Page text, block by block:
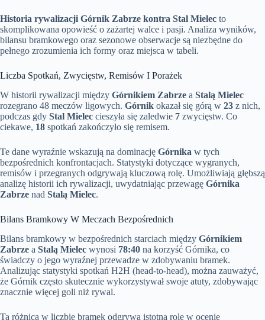
Historia rywalizacji Górnik Zabrze kontra Stal Mielec to
skomplikowana opowieść o zażartej walce i pasji. Analiza wyników,
bilansu bramkowego oraz sezonowe obserwacje są niezbędne do
pełnego zrozumienia ich formy oraz miejsca w tabeli.
Liczba Spotkań, Zwycięstw, Remisów I Porażek
W historii rywalizacji między Górnikiem Zabrze a Stalą Mielec
rozegrano 48 meczów ligowych. Górnik okazał się górą w 23 z nich,
podczas gdy Stal Mielec cieszyła się zaledwie 7 zwycięstw. Co
ciekawe, 18 spotkań zakończyło się remisem.
Te dane wyraźnie wskazują na dominację Górnika w tych
bezpośrednich konfrontacjach. Statystyki dotyczące wygranych,
remisów i przegranych odgrywają kluczową rolę. Umożliwiają głębszą
analizę historii ich rywalizacji, uwydatniając przewagę Górnika
Zabrze nad Stalą Mielec.
Bilans Bramkowy W Meczach Bezpośrednich
Bilans bramkowy w bezpośrednich starciach między Górnikiem
Zabrze a Stalą Mielec wynosi 78:40 na korzyść Górnika, co
świadczy o jego wyraźnej przewadze w zdobywaniu bramek.
Analizując statystyki spotkań H2H (head-to-head), można zauważyć,
że Górnik często skutecznie wykorzystywał swoje atuty, zdobywając
znacznie więcej goli niż rywal.
Ta różnica w liczbie bramek odgrywa istotną rolę w ocenie